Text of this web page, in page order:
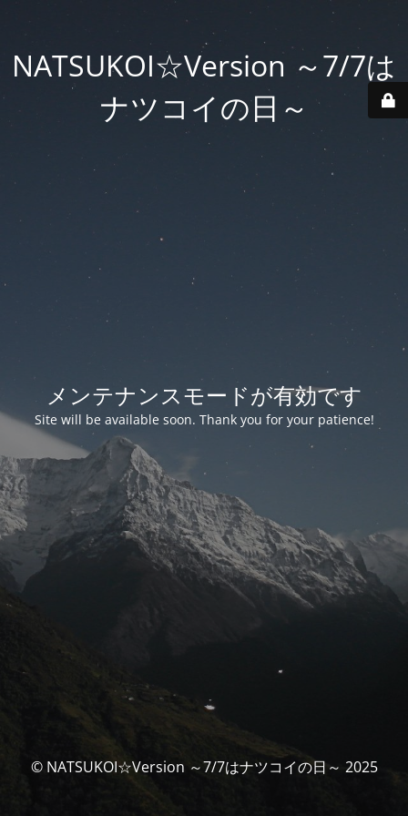
NATSUKOI☆Version ～7/7は
ナツコイの日～
メンテナンスモードが有効です
Site will be available soon. Thank you for your patience!
© NATSUKOI☆Version ～7/7はナツコイの日～ 2025